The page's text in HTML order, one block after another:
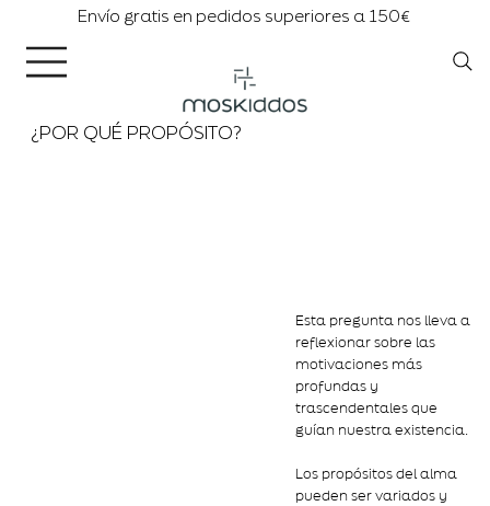
Envío gratis en pedidos superiores a 150€
¿POR QUÉ PROPÓSITO?
Esta pregunta nos lleva a
reflexionar sobre las
motivaciones más
profundas y
trascendentales que
guían nuestra existencia.
Los propósitos del alma
pueden ser variados y